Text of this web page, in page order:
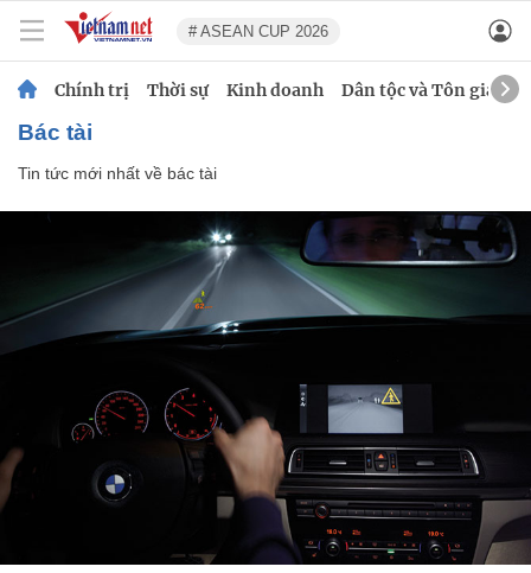
# ASEAN CUP 2026
Chính trị Thời sự Kinh doanh Dân tộc và Tôn giáo
bác tài
Tin tức mới nhất về bác tài